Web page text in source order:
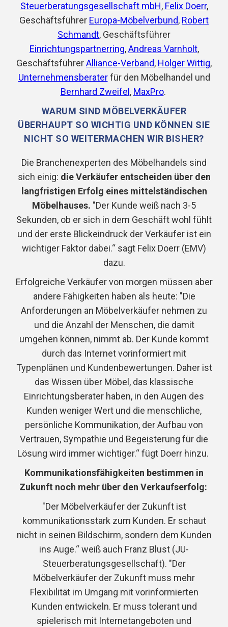
Steuerberatungsgesellschaft mbH, Felix Doerr,
Geschäftsführer Europa-Möbelverbund, Robert
Schmandt, Geschäftsführer
Einrichtungspartnerring,Andreas Varnholt,
GeschäftsführerAlliance-Verband, Holger Wittig,
Unternehmensberaterfür den Möbelhandel und
Bernhard Zweifel , MaxPro.
WARUM SIND MÖBELVERKÄUFER
ÜBERHAUPT SO WICHTIG UND KÖNNEN SIE
NICHT SO WEITERMACHEN WIR BISHER?
Die Branchenexperten des Möbelhandels sind
sich einig: die Verkäufer entscheiden über den
langfristigen Erfolg eines mittelständischen
Möbelhauses. "Der Kunde weiß nach 3-5
Sekunden, ob er sich in dem Geschäft wohl fühlt
und der erste Blickeindruck der Verkäufer ist ein
wichtiger Faktor dabei.“ sagt Felix Doerr (EMV)
dazu.
Erfolgreiche Verkäufer von morgen müssen aber
andere Fähigkeiten haben als heute: "Die
Anforderungen an Möbelverkäufer nehmen zu
und die Anzahl der Menschen, die damit
umgehen können, nimmt ab. Der Kunde kommt
durch das Internet vorinformiert mit
Typenplänen und Kundenbewertungen. Daher ist
das Wissen über Möbel, das klassische
Einrichtungsberater haben, in den Augen des
Kunden weniger Wert und die menschliche,
persönliche Kommunikation, der Aufbau von
Vertrauen, Sympathie und Begeisterung für die
Lösung wird immer wichtiger.“ fügt Doerr hinzu.
Kommunikationsfähigkeiten bestimmen in
Zukunft noch mehr über den Verkaufserfolg:
"Der Möbelverkäufer der Zukunft ist
kommunikationsstark zum Kunden. Er schaut
nicht in seinen Bildschirm, sondern dem Kunden
ins Auge.“ weiß auch Franz Blust (JU-
Steuerberatungsgesellschaft). "Der
Möbelverkäufer der Zukunft muss mehr
Flexibilität im Umgang mit vorinformierten
Kunden entwickeln. Er muss tolerant und
spielerisch mit Internetangeboten und